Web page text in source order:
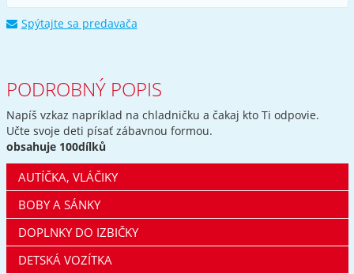
Spýtajte sa predavača
PODROBNÝ POPIS
Napíš vzkaz napríklad na chladničku a čakaj kto Ti odpovie.
Učte svoje deti písať zábavnou formou.
obsahuje 100dílků
AUTÍČKA, VLÁČIKY
BOBY A SÁNKY
DOPLNKY DO IZBIČKY
DETSKÁ VOZÍTKA